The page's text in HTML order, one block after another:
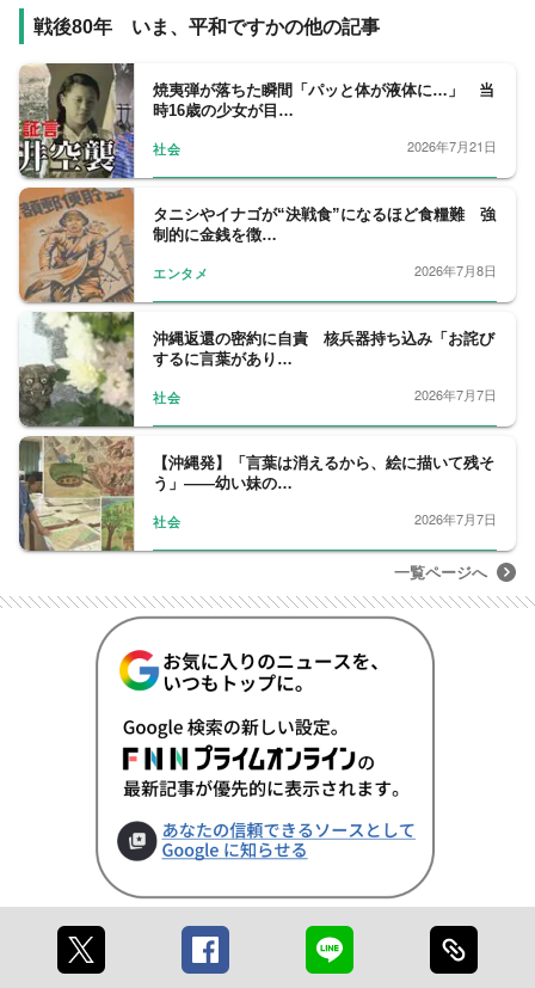
戦後80年 いま、平和ですかの他の記事
焼夷弾が落ちた瞬間「パッと体が液体に…」 当
時16歳の少女が目…
社会 2026年7月21日
タニシやイナゴが“決戦食”になるほど食糧難 強
制的に金銭を徴…
エンタメ 2026年7月8日
沖縄返還の密約に自責 核兵器持ち込み「お詫び
するに言葉があり…
社会 2026年7月7日
【沖縄発】「言葉は消えるから、絵に描いて残そ
う」――幼い妹の…
社会 2026年7月7日
一覧ページへ